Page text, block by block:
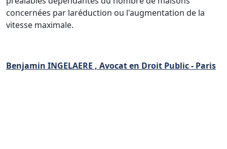
concernées par laréduction ou l'augmentation de la
vitesse maximale.
Benjamin INGELAERE , Avocat en Droit Public - Paris